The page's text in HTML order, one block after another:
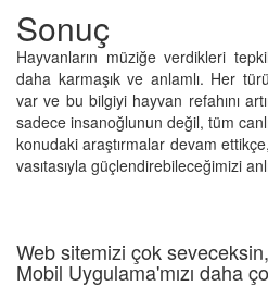
Sonuç
Hayvanların müziğe verdikleri
daha karmaşık ve anlamlı. Her
var ve bu bilgiyi hayvan refahını
sadece insanoğlunun değil, tüm
konudaki araştırmalar devam
vasıtasıyla güçlendirebileceğimizi
Web sitemizi çok
Mobil Uygulama'mızı daha